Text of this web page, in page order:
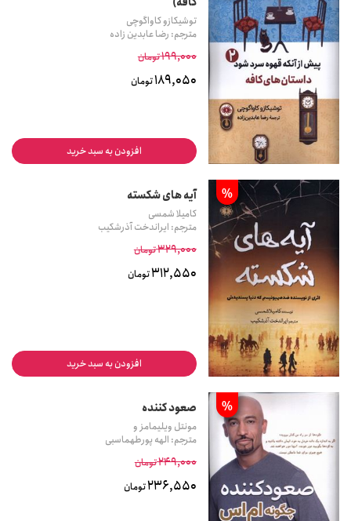
توشیکازو کاواگوچی
مترجم: رضا عابدین زاده
199,000تومان
189,050تومان
افزودن به سبد خرید
% آیه های شکسته
کامیلا شمسی
مترجم: ایراندخت آذرشکیب
329,000تومان
312,550تومان
افزودن به سبد خرید
% صعود کننده
مونتل ویلیمامز و
مترجم: الهه پورطهماسبی
249,000تومان
236,550تومان